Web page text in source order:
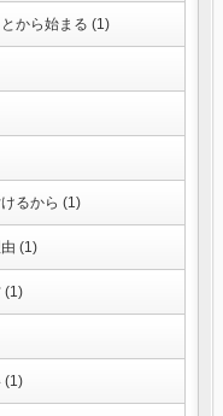
から始まる (1)
るから (1)
(1)
(1)
(1)